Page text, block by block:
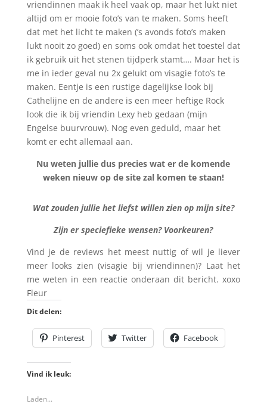
vriendinnen maak ik heel vaak op, maar het lukt niet
altijd om er mooie foto’s van te maken. Soms heeft
dat met het licht te maken (’s avonds foto’s maken
lukt nooit zo goed) en soms ook omdat het toestel dat
ik gebruik uit het stenen tijdperk stamt…. Maar het is
me in ieder geval nu 2x gelukt om visagie foto’s te
maken. Eentje is een rustige dagelijkse look bij
Cathelijne en de andere is een meer heftige Rock
look die ik bij vriendin Lexy heb gedaan (mijn
Engelse buurvrouw). Nog even geduld, maar het
komt er echt allemaal aan.
Nu weten jullie dus precies wat er de komende
weken nieuw op de site zal komen te staan!
Wat zouden jullie het liefst willen zien op mijn site?
Zijn er speciefieke wensen? Voorkeuren?
Vind je de reviews het meest nuttig of wil je liever
meer looks zien (visagie bij vriendinnen)? Laat het
me weten in een reactie onderaan dit bericht. xoxo
Fleur
Dit delen:
Pinterest Twitter Facebook
Vind ik leuk:
Laden...